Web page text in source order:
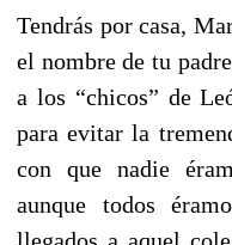
Tendrás por casa,
el nombre de tu
a los “chicos” de
para evitar la
con que nadie
aunque todos